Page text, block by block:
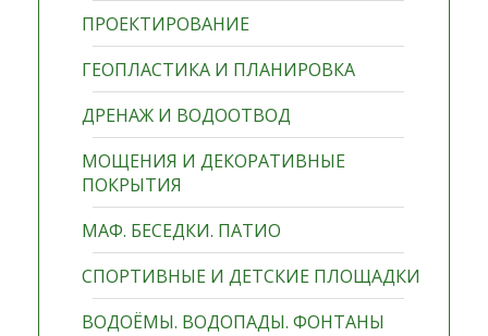
ПРОЕКТИРОВАНИЕ
ГЕОПЛАСТИКА И ПЛАНИРОВКА
ДРЕНАЖ И ВОДООТВОД
МОЩЕНИЯ И ДЕКОРАТИВНЫЕ
ПОКРЫТИЯ
МАФ. БЕСЕДКИ. ПАТИО
СПОРТИВНЫЕ И ДЕТСКИЕ ПЛОЩАДКИ
ВОДОЁМЫ. ВОДОПАДЫ. ФОНТАНЫ